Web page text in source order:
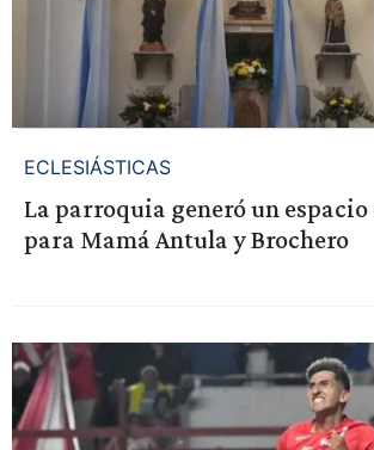
ECLESIÁSTICAS
La parroquia generó un espacio
para Mamá Antula y Brochero